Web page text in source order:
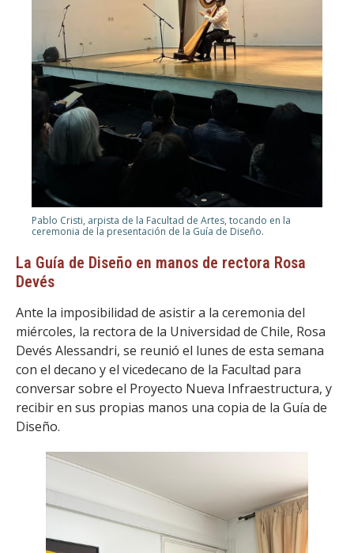
Pablo Cristi, arpista de la Facultad de Artes, tocando en la
ceremonia de la presentación de la Guía de Diseño.
La Guía de Diseño en manos de rectora Rosa
Devés
Ante la imposibilidad de asistir a la ceremonia del
miércoles, la rectora de la Universidad de Chile, Rosa
Devés Alessandri, se reunió el lunes de esta semana
con el decano y el vicedecano de la Facultad para
conversar sobre el Proyecto Nueva Infraestructura, y
recibir en sus propias manos una copia de la Guía de
Diseño.